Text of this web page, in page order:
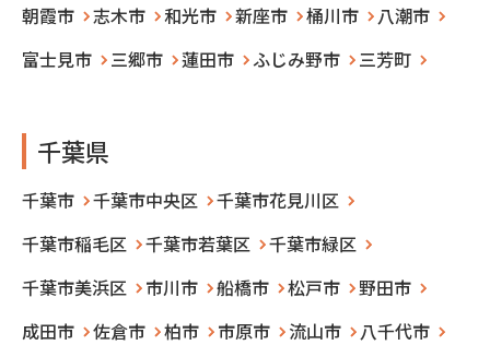
朝霞市
志木市 和光市 新座市 桶川市
八潮市
富士見市
三郷市 蓮田市 ふじみ野市 三芳町
千葉県
千葉市 千葉市中央区
千葉市花見川区
千葉市稲毛区
千葉市若葉区
千葉市緑区
千葉市美浜区
市川市 船橋市 松戸市
野田市
成田市
佐倉市 柏市 市原市 流山市
八千代市